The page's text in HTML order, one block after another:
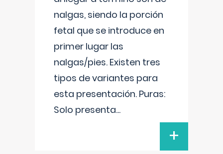
nalgas, siendo la porción
fetal que se introduce en
primer lugar las
nalgas/pies. Existen tres
tipos de variantes para
esta presentación. Puras:
Solo presenta...
+